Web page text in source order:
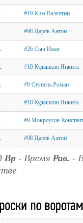
#19 Ким Валентин
#98 Царёв Антон
#26 Сыч Иван
#10 Кудашкин Никита
#8 Ступень Роман
#10 Кудашкин Никита
#9 Мокроусов
#98 Царёв Антон
Вр - Время Рав. -